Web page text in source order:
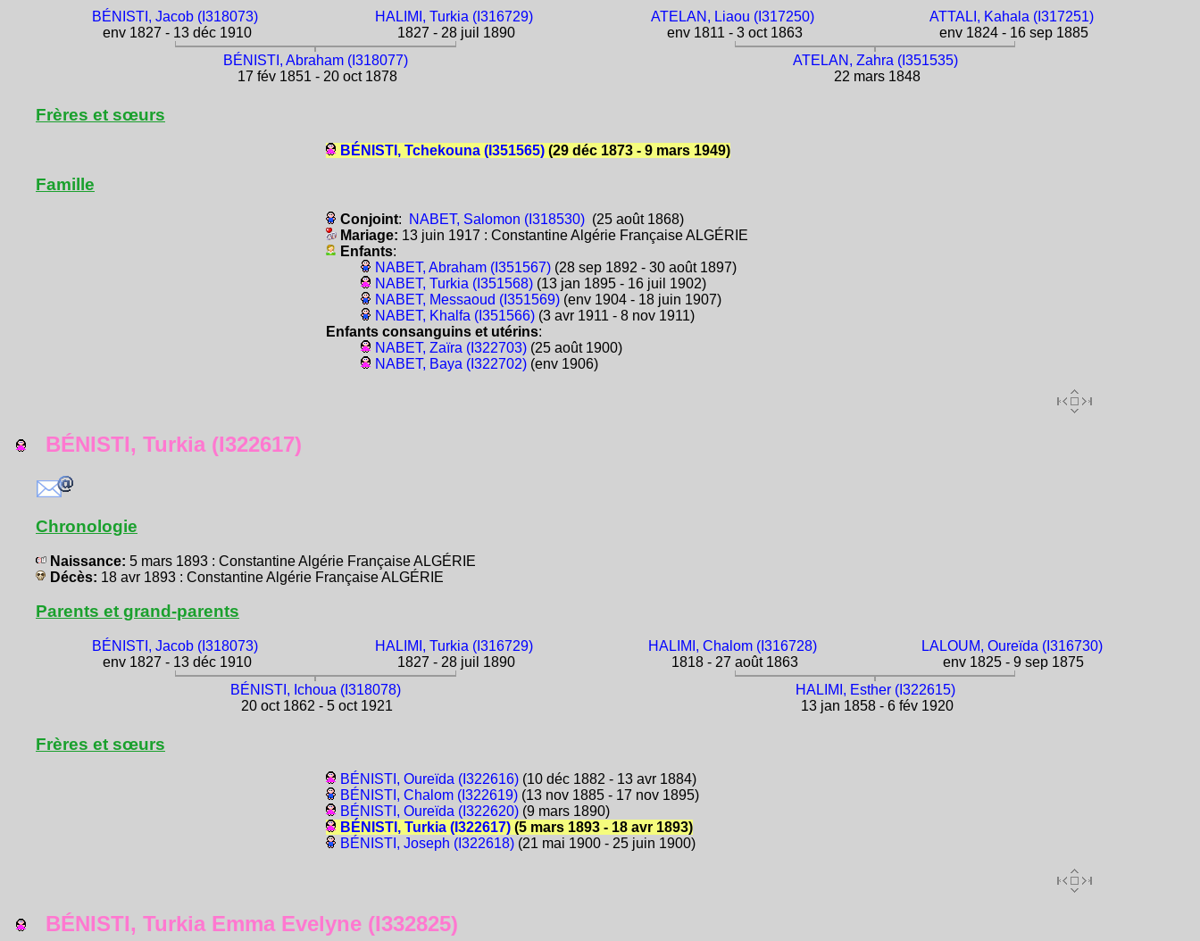
BÉNISTI, Jacob (I318073)
env 1827 - 13 déc 1910
HALIMI, Turkia (I316729)
1827 - 28 juil 1890
ATELAN, Liaou (I317250)
env 1811 - 3 oct 1863
ATTALI, Kahala (I317251)
env 1824 - 16 sep 1885
BÉNISTI, Abraham (I318077)
17 fév 1851 - 20 oct 1878
ATELAN, Zahra (I351535)
22 mars 1848
Frères et sœurs
BÉNISTI, Tchekouna (I351565) (29 déc 1873 - 9 mars 1949)
Famille
Conjoint: NABET, Salomon (I318530) (25 août 1868)
Mariage: 13 juin 1917 : Constantine Algérie Française ALGÉRIE
Enfants:
NABET, Abraham (I351567) (28 sep 1892 - 30 août 1897)
NABET, Turkia (I351568) (13 jan 1895 - 16 juil 1902)
NABET, Messaoud (I351569) (env 1904 - 18 juin 1907)
NABET, Khalfa (I351566) (3 avr 1911 - 8 nov 1911)
Enfants consanguins et utérins:
NABET, Zaïra (I322703) (25 août 1900)
NABET, Baya (I322702) (env 1906)
BÉNISTI, Turkia (I322617)
Chronologie
Naissance: 5 mars 1893 : Constantine Algérie Française ALGÉRIE
Décès: 18 avr 1893 : Constantine Algérie Française ALGÉRIE
Parents et grand-parents
BÉNISTI, Jacob (I318073)
env 1827 - 13 déc 1910
HALIMI, Turkia (I316729)
1827 - 28 juil 1890
HALIMI, Chalom (I316728)
1818 - 27 août 1863
LALOUM, Oureïda (I316730)
env 1825 - 9 sep 1875
BÉNISTI, Ichoua (I318078)
20 oct 1862 - 5 oct 1921
HALIMI, Esther (I322615)
13 jan 1858 - 6 fév 1920
Frères et sœurs
BÉNISTI, Oureïda (I322616) (10 déc 1882 - 13 avr 1884)
BÉNISTI, Chalom (I322619) (13 nov 1885 - 17 nov 1895)
BÉNISTI, Oureïda (I322620) (9 mars 1890)
BÉNISTI, Turkia (I322617) (5 mars 1893 - 18 avr 1893)
BÉNISTI, Joseph (I322618) (21 mai 1900 - 25 juin 1900)
BÉNISTI, Turkia Emma Evelyne (I332825)